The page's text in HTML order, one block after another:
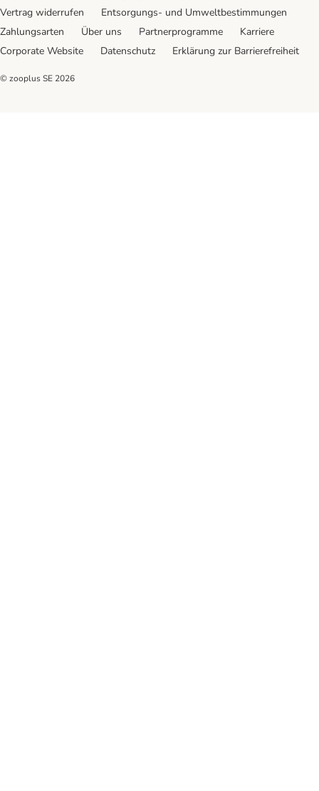
Vertrag widerrufen
Entsorgungs- und Umweltbestimmungen
Zahlungsarten
Über uns Partnerprogramme
Karriere
Corporate Website
Datenschutz Erklärung zur Barrierefreiheit
© zooplus SE 2026